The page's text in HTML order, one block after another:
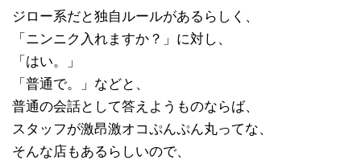
ジロー系だと独自ルールがあるらしく、
「ニンニク入れますか？」に対し、
「はい。」
「普通で。」などと、
普通の会話として答えようものならば、
スタッフが激昂激オコぷんぷん丸ってな、
そんな店もあるらしいので、